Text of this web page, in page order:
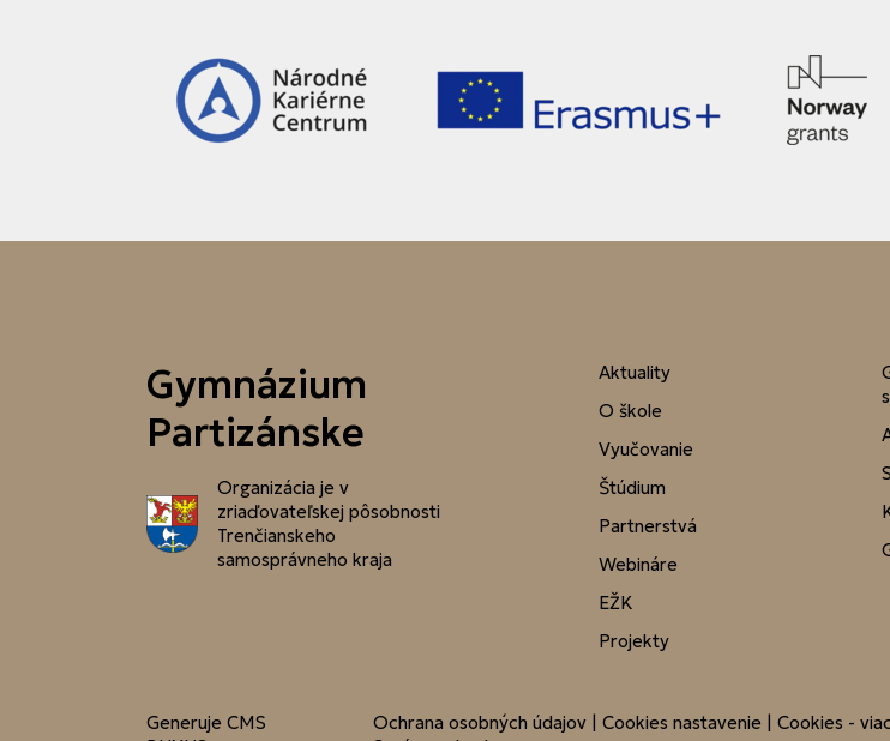
Gymnázium
Partizánske
Organizácia je v
zriaďovateľskej pôsobnosti
Trenčianskeho
samosprávneho kraja
Aktuality
O škole
Vyučovanie
Štúdium
Partnerstvá
Webináre
EŽK
Projekty
Generuje CMS
Ochrana osobných údajov| Cookies nastavenie | Cookies -